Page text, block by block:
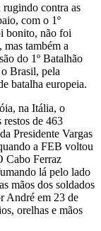
rugindo contra as
com o 1º
bonito, não foi
também a
do 1º Batalhão
Brasil, pela
batalha europeia.
na Itália, o
de 463
Presidente Vargas
a FEB voltou
Cabo Ferraz
lá pelo lado
mãos dos soldados
André em 23 de
orelhas e mãos